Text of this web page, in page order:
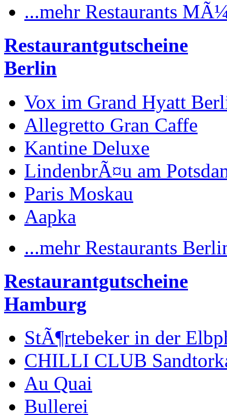
...mehr Restaurants
Restaurantgutscheine
Berlin
Vox im Grand Hyatt
Allegretto Gran Caffe
Kantine Deluxe
LindenbrÃ¤u am
Paris Moskau
Aapka
...mehr Restaurants
Restaurantgutscheine
Hamburg
StÃ¶rtebeker in der
CHILLI CLUB
Au Quai
Bullerei